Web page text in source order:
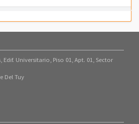
de Educación Preescolar de Ene/May
de Educación Preescolar de Abr/Jul
Edif. Universitario, Piso 01, Apt. 01, Sector
Del Tuy